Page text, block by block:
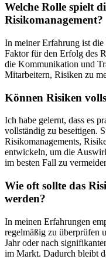
Welche Rolle spielt
Risikomanagement?
In meiner Erfahrung ist
Faktor für den Erfolg des
⁢die Kommunikation und
Mitarbeitern, ​Risiken zu
Können Risiken
Ich ​habe gelernt, dass es​
vollständig⁣ zu beseitigen.
Risikomanagements,
entwickeln, ⁣um ‌die
im besten ⁢Fall zu
Wie oft‌ sollte⁣ das
werden?
In meinen Erfahrungen
regelmäßig zu ‌überprüfen⁢
Jahr oder nach
im Markt. Dadurch bleibt‌